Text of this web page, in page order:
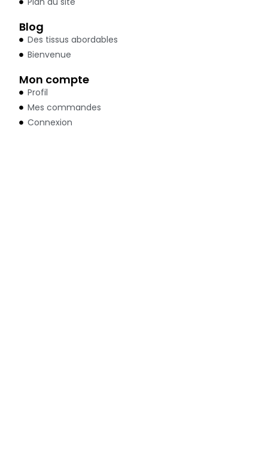
Blog
Des tissus abordables
Bienvenue
Mon compte
Profil
Mes commandes
Connexion